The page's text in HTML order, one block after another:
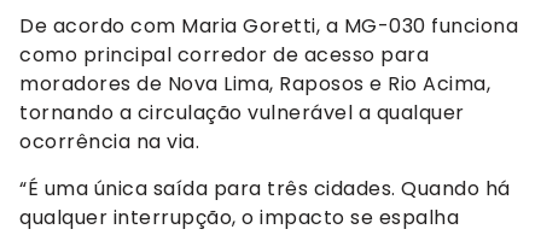
De acordo com Maria Goretti, a MG-030 funciona
como principal corredor de acesso para
moradores de Nova Lima, Raposos e Rio Acima,
tornando a circulação vulnerável a qualquer
ocorrência na via.
“É uma única saída para três cidades. Quando há
qualquer interrupção, o impacto se espalha